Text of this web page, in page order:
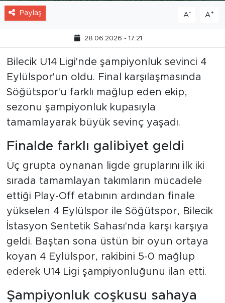
Paylaş A- A+
28.06.2026 - 17:21
Bilecik U14 Ligi'nde şampiyonluk sevinci 4
Eylülspor'un oldu. Final karşılaşmasında
Söğütspor'u farklı mağlup eden ekip,
sezonu şampiyonluk kupasıyla
tamamlayarak büyük sevinç yaşadı.
Finalde farklı galibiyet geldi
Üç grupta oynanan ligde gruplarını ilk iki
sırada tamamlayan takımların mücadele
ettiği Play-Off etabının ardından finale
yükselen 4 Eylülspor ile Söğütspor, Bilecik
İstasyon Sentetik Sahası'nda karşı karşıya
geldi. Baştan sona üstün bir oyun ortaya
koyan 4 Eylülspor, rakibini 5-0 mağlup
ederek U14 Ligi şampiyonluğunu ilan etti.
Şampiyonluk coşkusu sahaya